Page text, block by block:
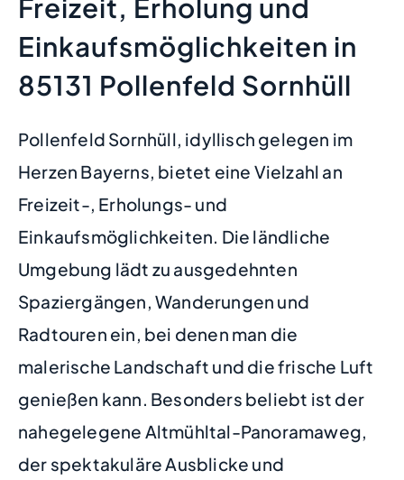
Einkaufsmöglichkeiten in
85131 Pollenfeld Sornhüll
Pollenfeld Sornhüll, idyllisch gelegen im
Herzen Bayerns, bietet eine Vielzahl an
Freizeit-, Erholungs- und
Einkaufsmöglichkeiten. Die ländliche
Umgebung lädt zu ausgedehnten
Spaziergängen, Wanderungen und
Radtouren ein, bei denen man die
malerische Landschaft und die frische Luft
genießen kann. Besonders beliebt ist der
nahegelegene Altmühltal-Panoramaweg,
der spektakuläre Ausblicke und